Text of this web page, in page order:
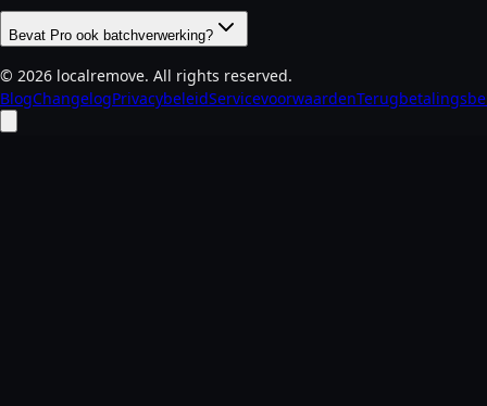
Bevat Pro ook batchverwerking?
© 2026 localremove. All rights reserved.
BlogChangelogPrivacybeleidServicevoorwaarden